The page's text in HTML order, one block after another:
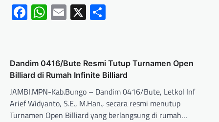
Facebook
WhatsApp
Email
X
Dandim 0416/Bute Resmi Tutup Turnamen Open
Billiard di Rumah Infinite Billiard
JAMBI.MPN-Kab.Bungo – Dandim 0416/Bute, Letkol Inf
Arief Widyanto, S.E., M.Han., secara resmi menutup
Turnamen Open Billiard yang berlangsung di rumah…